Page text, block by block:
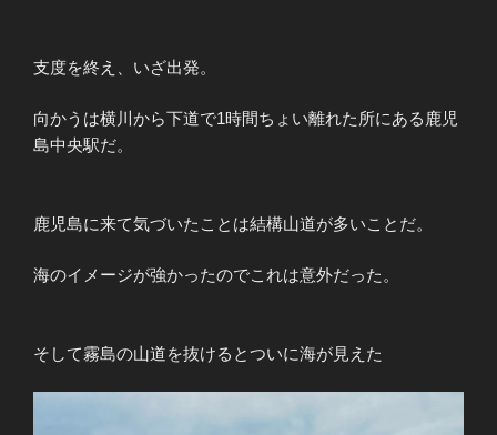
支度を終え、いざ出発。
向かうは横川から下道で1時間ちょい離れた所にある鹿児
島中央駅だ。
鹿児島に来て気づいたことは結構山道が多いことだ。
海のイメージが強かったのでこれは意外だった。
そして霧島の山道を抜けるとついに海が見えた